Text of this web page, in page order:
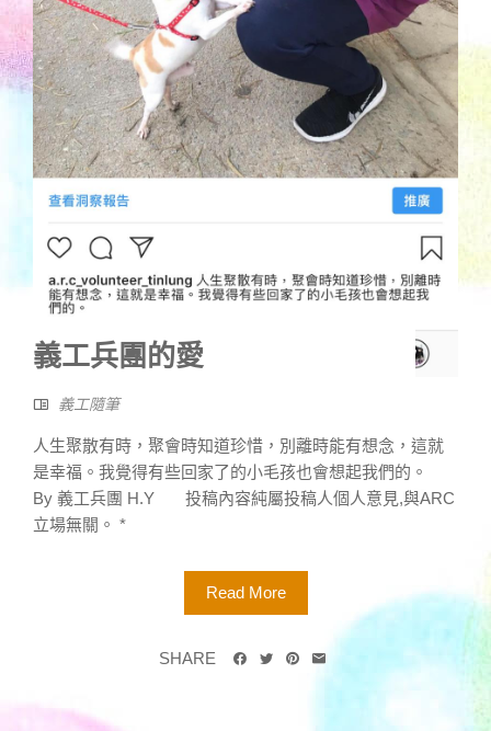
義工兵團的愛
義工隨筆
人生聚散有時，聚會時知道珍惜，別離時能有想念，這就
是幸福。我覺得有些回家了的小毛孩也會想起我們的。
By 義工兵團 H.Y 投稿內容純屬投稿人個人意見,與ARC
立場無關。 *
Read More
SHARE